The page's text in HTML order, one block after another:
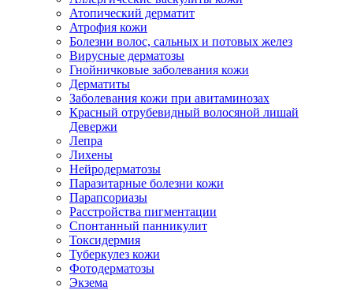
Атопический дерматит
Атрофия кожи
Болезни волос, сальных и потовых желез
Вирусные дерматозы
Гнойничковые заболевания кожи
Дерматиты
Заболевания кожи при авитаминозах
Красный отрубевидный волосяной лишай
Девержи
Лепра
Лихены
Нейродерматозы
Паразитарные болезни кожи
Парапсориазы
Расстройства пигментации
Спонтанный панникулит
Токсидермия
Туберкулез кожи
Фотодерматозы
Экзема